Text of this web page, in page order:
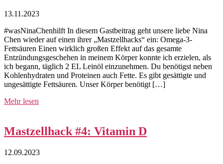
13.11.2023
#wasNinaChenhilft In diesem Gastbeitrag geht unsere liebe Nina
Chen wieder auf einen ihrer „Mastzellhacks“ ein: Omega-3-
Fettsäuren Einen wirklich großen Effekt auf das gesamte
Entzündungsgeschehen in meinem Körper konnte ich erzielen, als
ich begann, täglich 2 EL Leinöl einzunehmen. Du benötigst neben
Kohlenhydraten und Proteinen auch Fette. Es gibt gesättigte und
ungesättigte Fettsäuren. Unser Körper benötigt […]
Mehr lesen
Mastzellhack #4: Vitamin D
12.09.2023